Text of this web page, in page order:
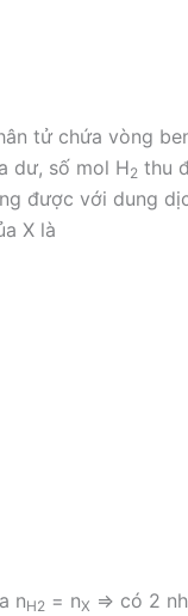
tử chứa vòng
dư, số mol H2 thu
được với dung
X là
nH2 = nX => có 2